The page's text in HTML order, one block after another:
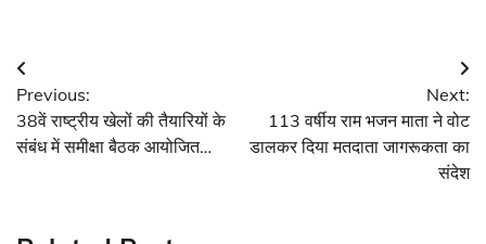
Post
navigation
Previous:
38वें राष्ट्रीय खेलों की तैयारियों के
संबंध में समीक्षा बैठक आयोजित…
Next:
113 वर्षीय राम भजन माता ने वोट
डालकर दिया मतदाता जागरूकता का
संदेश